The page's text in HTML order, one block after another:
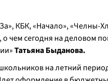
КБК, «Начало», «Челны-
чем сегодня на деловом
Татьяна Быданова.
на летний